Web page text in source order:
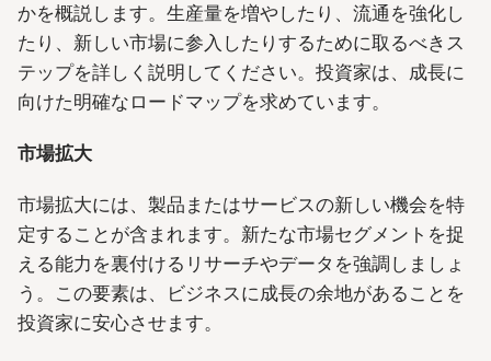
かを概説します。生産量を増やしたり、流通を強化し
たり、新しい市場に参入したりするために取るべきス
テップを詳しく説明してください。投資家は、成長に
向けた明確なロードマップを求めています。
市場拡大
市場拡大には、製品またはサービスの新しい機会を特
定することが含まれます。新たな市場セグメントを捉
える能力を裏付けるリサーチやデータを強調しましょ
う。この要素は、ビジネスに成長の余地があることを
投資家に安心させます。